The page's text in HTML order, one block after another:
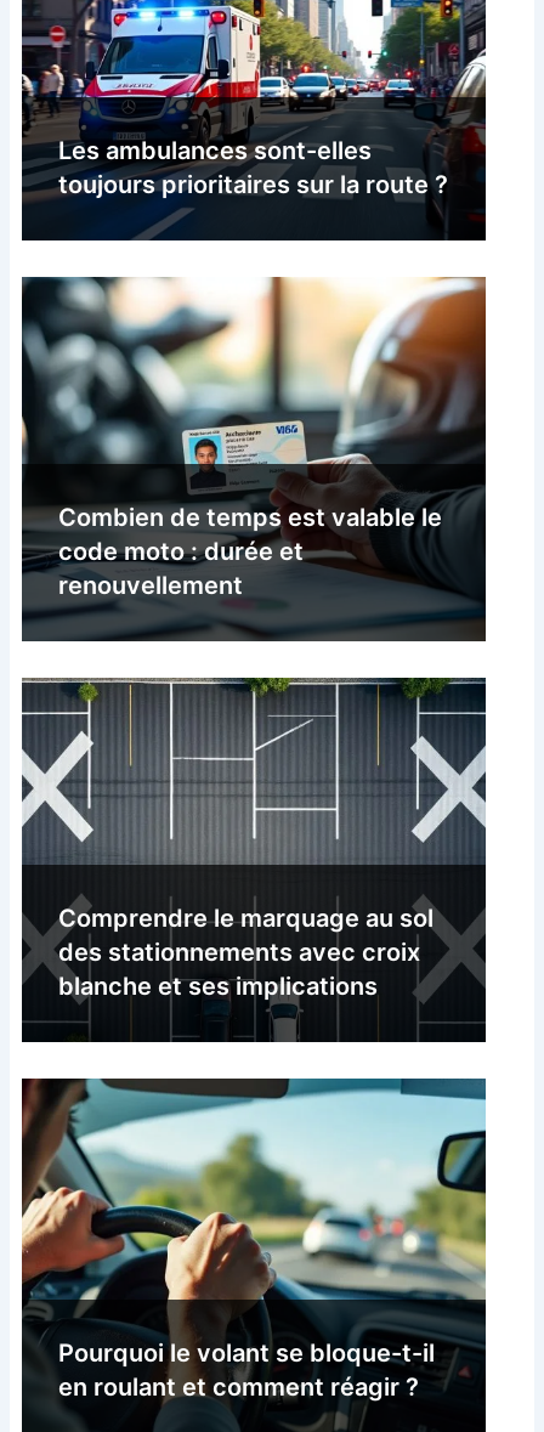
Les ambulances sont-elles
toujours prioritaires sur la route ?
Combien de temps est valable le
code moto : durée et
renouvellement
Comprendre le marquage au sol
des stationnements avec croix
blanche et ses implications
Pourquoi le volant se bloque-t-il
en roulant et comment réagir ?